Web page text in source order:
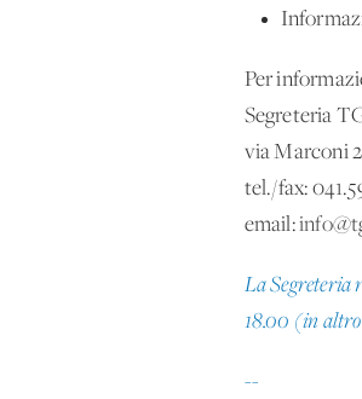
Per
Segreteria
via Marconi
tel./fax:
email:
La Segreteria
18.00 (in
--